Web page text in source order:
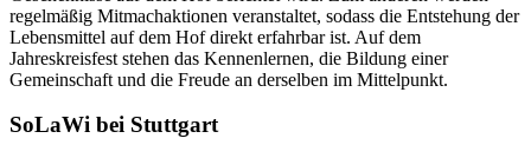
regelmäßig Mitmachaktionen veranstaltet, sodass die Entstehung der
Lebensmittel auf dem Hof direkt erfahrbar ist. Auf dem
Jahreskreisfest stehen das Kennenlernen, die Bildung einer
Gemeinschaft und die Freude an derselben im Mittelpunkt.
SoLaWi bei Stuttgart